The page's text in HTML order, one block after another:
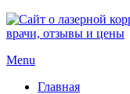
Menu
Главная